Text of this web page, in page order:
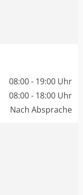
08:00 - 19:00 Uhr
08:00 - 18:00 Uhr
Nach Absprache